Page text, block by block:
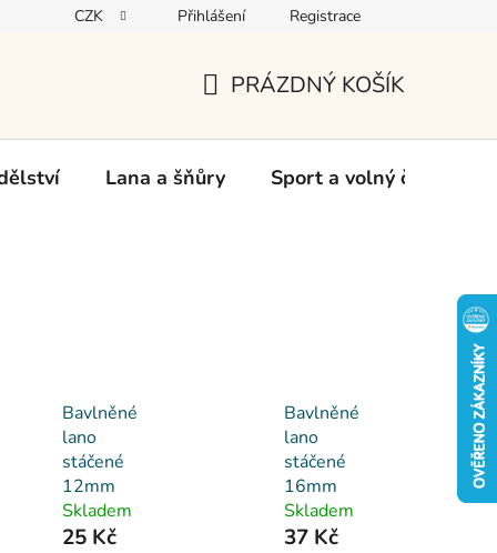
CZK Přihlášení Registrace
KOŠÍK
PRÁZDNÝ KOŠÍK
Lana a šňůry Sport a volný čas
Bavlněné
lano
stáčené
12mm
Skladem
25 Kč
Bavlněné
lano
stáčené
16mm
Skladem
37 Kč